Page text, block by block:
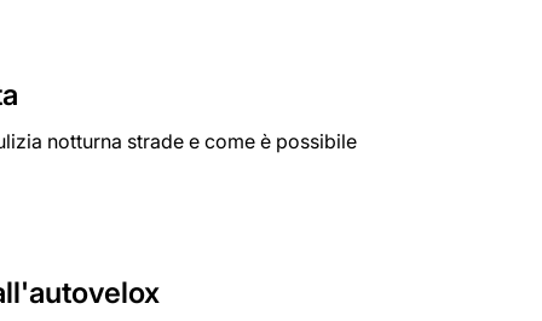
notturna strade e come è possibile